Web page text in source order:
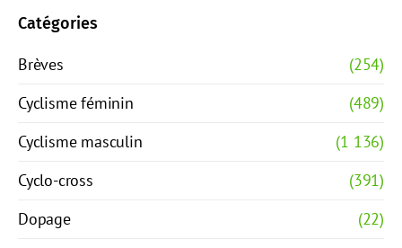
Catégories
Brèves
(254)
Cyclisme féminin
(489)
Cyclisme masculin
(1 136)
Cyclo-cross
(391)
Dopage
(22)